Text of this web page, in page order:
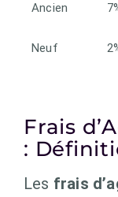
Ancien
Neuf
Frais
:
Les frais